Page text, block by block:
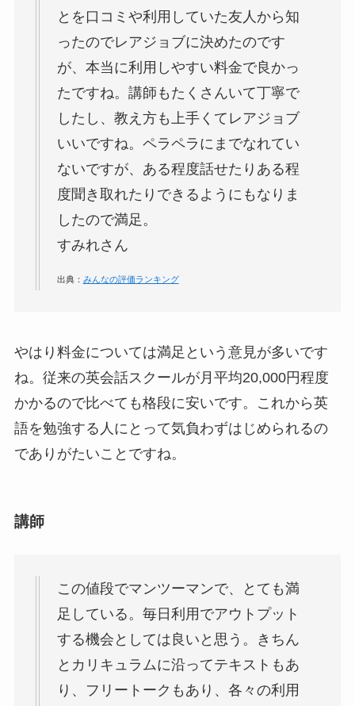
とを口コミや利用していた友人から知
ったのでレアジョブに決めたのです
が、本当に利用しやすい料金で良かっ
たですね。 講師もたくさんいて丁寧で
したし、教え方も上手くてレアジョブ
いいですね。ペラペラにまでなれてい
ないですが、ある程度話せたりある程
度聞き取れたりできるようにもなりま
したので満足。
すみれさん
出典： みんなの評価ランキング
やはり料金については満足という意見が多いです
ね。 従来の英会話スクールが月平均20,000円程度
かかるので比べても格段に安いです。
これから英
語を勉強する人にとって気負わずはじめられるの
でありがたいことですね。
講師
この値段でマンツーマンで、とても満
足している。毎日利用でアウトプット
する機会としては良いと思う。きちん
とカリキュラムに沿ってテキストもあ
り、フリートークもあり、各々の利用